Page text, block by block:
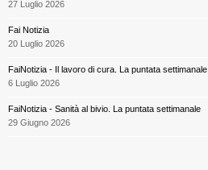
27 Luglio 2026
Fai Notizia
20 Luglio 2026
FaiNotizia - Il lavoro di cura. La puntata settimanale
6 Luglio 2026
FaiNotizia - Sanità al bivio. La puntata settimanale
29 Giugno 2026